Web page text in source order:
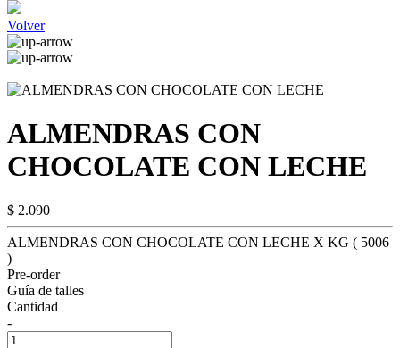
Volver
ALMENDRAS CON
CHOCOLATE CON LECHE
$ 2.090
ALMENDRAS CON CHOCOLATE CON LECHE X KG ( 5006
)
Pre-order
Guía de talles
Cantidad
-